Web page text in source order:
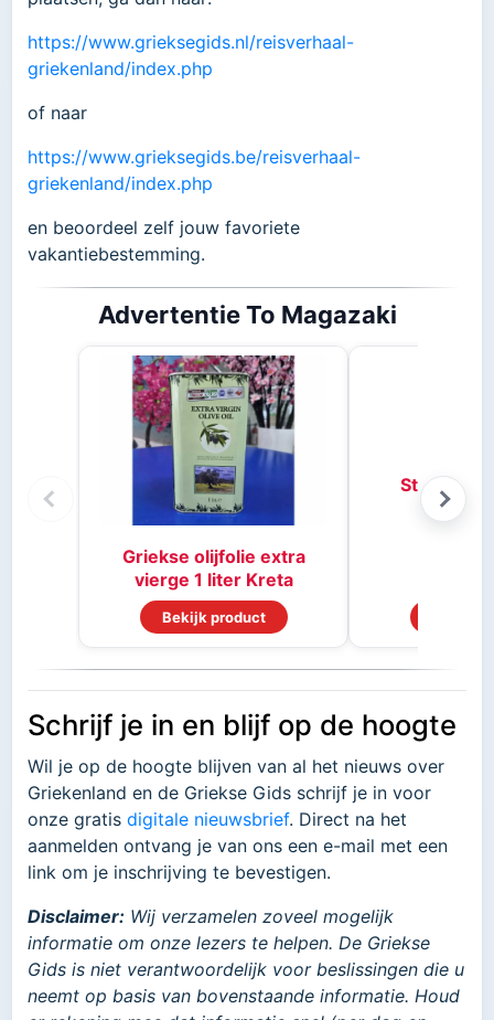
https://www.grieksegids.nl/reisverhaal-
griekenland/index.php
of naar
https://www.grieksegids.be/reisverhaal-
griekenland/index.php
en beoordeel zelf jouw favoriete
vakantiebestemming.
Advertentie To Magazaki
Griekse olijfolie extra
vierge 1 liter Kreta
Bekijk product
Stifado
Schrijf je in en blijf op de hoogte
Wil je op de hoogte blijven van al het nieuws over
Griekenland en de Griekse Gids schrijf je in voor
onze gratis digitale nieuwsbrief. Direct na het
aanmelden ontvang je van ons een e-mail met een
link om je inschrijving te bevestigen.
Disclaimer: Wij verzamelen zoveel mogelijk
informatie om onze lezers te helpen. De Griekse
Gids is niet verantwoordelijk voor beslissingen die u
neemt op basis van bovenstaande informatie. Houd